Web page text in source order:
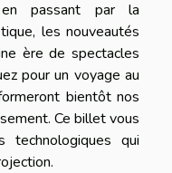
en passant par la
les nouveautés
ère de spectacles
pour un voyage au
bientôt nos
Ce billet vous
technologiques qui